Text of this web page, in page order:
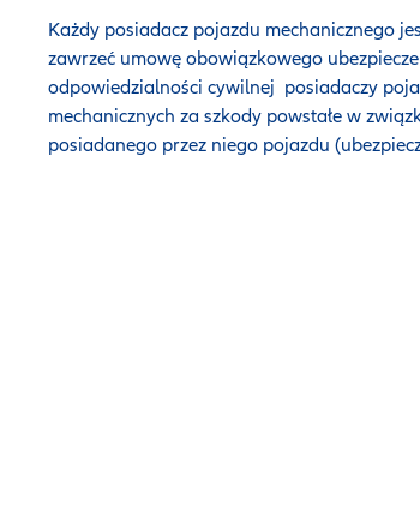
Każdy posiadacz pojazdu mechanicznego
zawrzeć umowę obowiązkowego
odpowiedzialności cywilnej posiadaczy
mechanicznych za szkody powstałe w
posiadanego przez niego pojazdu